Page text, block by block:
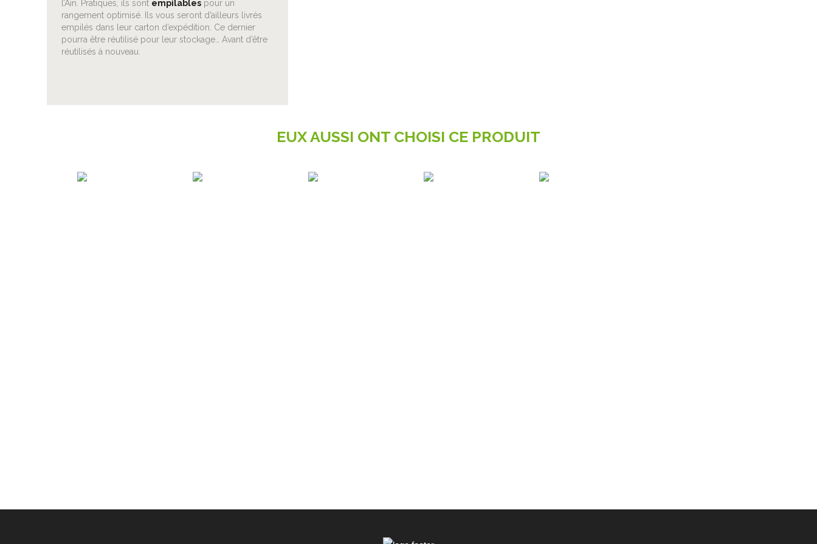
l’Ain. Pratiques, ils sont empilables pour un
rangement optimisé. Ils vous seront d’ailleurs livrés
empilés dans leur carton d’expédition. Ce dernier
pourra être réutilisé pour leur stockage… Avant d’être
réutilisés à nouveau.
EUX AUSSI ONT CHOISI CE PRODUIT